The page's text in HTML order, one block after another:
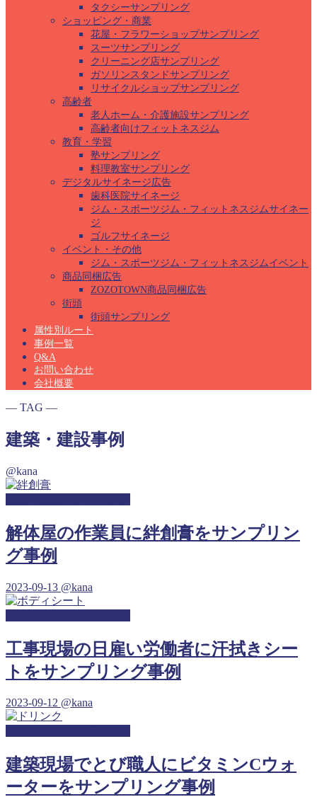
タクシーサンプリング
ショッピング・商業
花屋・フラワーショップサンプリング
スーツサンプリング
クリーニング店サンプリング
ガソリンスタンドサンプリング
リサイクルショップサンプリング
高齢者
老人ホーム・介護施設サンプリング
高齢者向けフィットネスジム
教育・学習
塾サンプリング
料理教室サンプリング
デジタルサイネージ広告
歯科医院サイネージ
ジム・スポーツジム・フィットネスジムサイネー
ジ
ゴルフサイネージ
イベント・その他
ジム・スポーツジム・フィットネスジムイベント
商品同梱広告
ZOZOTOWN商品同梱広告
街頭
街頭サンプリング
属性別ルート
事例一覧
Q&A
お問い合わせ
会社概要
― TAG ―
建築・建設事例
@kana
解体屋の作業員に絆創膏をサンプリン
グ事例
2023-09-13 @kana
工事現場の日雇い労働者に汗拭きシー
トをサンプリング事例
2023-09-12 @kana
建築現場でとび職人にビタミンCウォ
ーターをサンプリング事例